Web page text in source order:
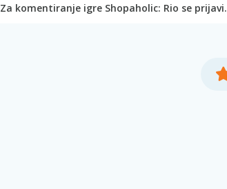
Za komentiranje igre Shopaholic: Rio se prijavi.